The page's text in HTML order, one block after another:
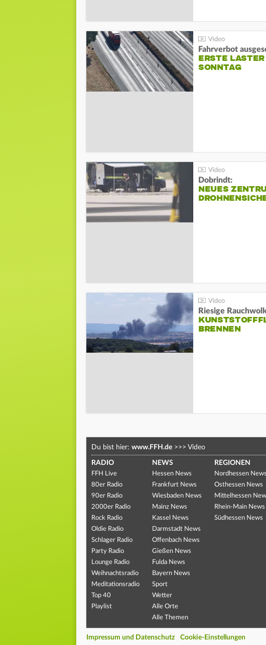
Fahrverbot
ERSTE
SONNTAG
Dobrindt:
NEUES
Riesige
BRENNEN
Du bist hier: www.FFH.de >>> Video
RADIO
FFH Live
80er Radio
90er Radio
2000er Radio
Rock Radio
Oldie Radio
Schlager Radio
Party Radio
Lounge Radio
Weihnachtsradio
Meditationsradio
Top 40
Playlist
NEWS
Hessen News
Frankfurt News
Wiesbaden News
Mainz News
Kassel News
Darmstadt News
Offenbach News
Gießen News
Fulda News
Bayern News
Sport
Wetter
Alle Orte
Alle Themen
REGIONEN
Nordhessen News
Osthessen News
Mittelhessen
Rhein-Main News
Südhessen News
Impressum und Datenschutz Cookie-Einstellungen